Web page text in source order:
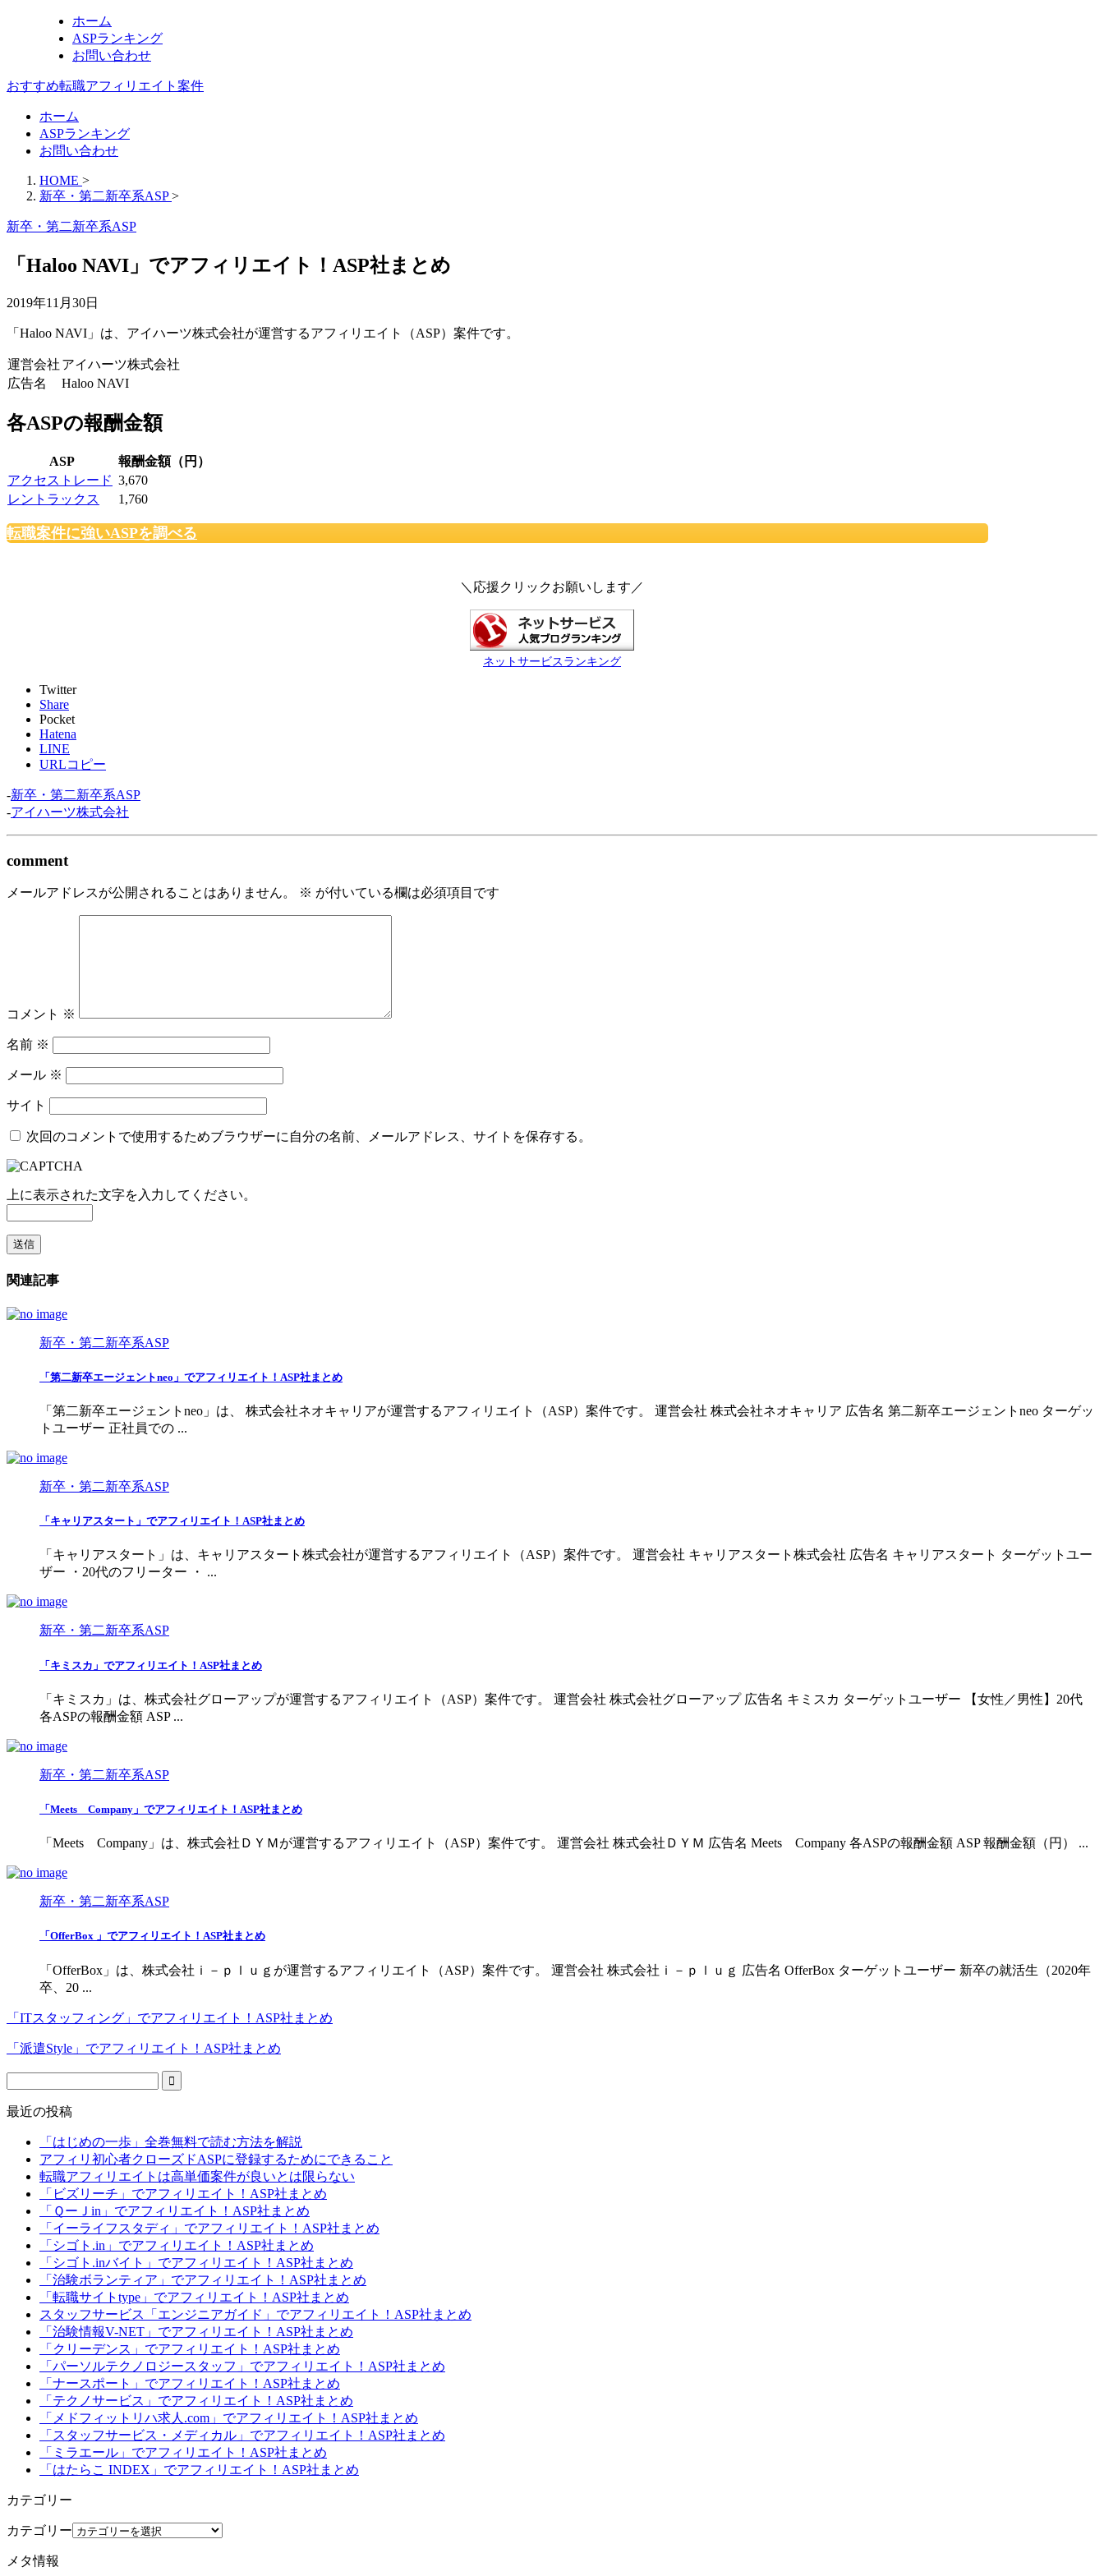
ホーム
ASPランキング
お問い合わせ
おすすめ転職アフィリエイト案件
ホーム
ASPランキング
お問い合わせ
HOME >
新卒・第二新卒系ASP >
新卒・第二新卒系ASP
「Haloo NAVI」でアフィリエイト！ASP社まとめ
2019年11月30日
「Haloo NAVI」は、アイハーツ株式会社が運営するアフィリエイト（ASP）案件です。
運営会社 アイハーツ株式会社
広告名
Haloo NAVI
各ASPの報酬金額
ASP
報酬金額（円）
アクセストレード 3,670
レントラックス
1,760
転職案件に強いASPを調べる
＼応援クリックお願いします／
ネットサービスランキング
Twitter
Share
Pocket
Hatena
LINE
URLコピー
-新卒・第二新卒系ASP
-アイハーツ株式会社
comment
メールアドレスが公開されることはありません。 ※ が付いている欄は必須項目です
コメント ※
名前 ※
メール ※
サイト
次回のコメントで使用するためブラウザーに自分の名前、メールアドレス、サイトを保存する。
上に表示された文字を入力してください。
関連記事
新卒・第二新卒系ASP
「第二新卒エージェントneo」でアフィリエイト！ASP社まとめ
「第二新卒エージェントneo」は、 株式会社ネオキャリアが運営するアフィリエイト（ASP）案件です。 運営会社 株式会社ネオキャリア 広告名 第二新卒エージェントneo ターゲッ
トユーザー 正社員での ...
新卒・第二新卒系ASP
「キャリアスタート」でアフィリエイト！ASP社まとめ
「キャリアスタート」は、キャリアスタート株式会社が運営するアフィリエイト（ASP）案件です。 運営会社 キャリアスタート株式会社 広告名 キャリアスタート ターゲットユー
ザー ・20代のフリーター ・ ...
新卒・第二新卒系ASP
「キミスカ」でアフィリエイト！ASP社まとめ
「キミスカ」は、株式会社グローアップが運営するアフィリエイト（ASP）案件です。 運営会社 株式会社グローアップ 広告名 キミスカ ターゲットユーザー 【女性／男性】20代
各ASPの報酬金額 ASP ...
新卒・第二新卒系ASP
「Meets Company」でアフィリエイト！ASP社まとめ
「Meets Company」は、株式会社ＤＹＭが運営するアフィリエイト（ASP）案件です。 運営会社 株式会社ＤＹＭ 広告名 Meets Company 各ASPの報酬金額 ASP 報酬金額（円） ...
新卒・第二新卒系ASP
「OfferBox 」でアフィリエイト！ASP社まとめ
「OfferBox」は、株式会社ｉ－ｐｌｕｇが運営するアフィリエイト（ASP）案件です。 運営会社 株式会社ｉ－ｐｌｕｇ 広告名 OfferBox ターゲットユーザー 新卒の就活生（2020年
卒、20 ...
「ITスタッフィング」でアフィリエイト！ASP社まとめ
「派遣Style」でアフィリエイト！ASP社まとめ
最近の投稿
「はじめの一歩」全巻無料で読む方法を解説
アフィリ初心者クローズドASPに登録するためにできること
転職アフィリエイトは高単価案件が良いとは限らない
「ビズリーチ」でアフィリエイト！ASP社まとめ
「ＱーＪin」でアフィリエイト！ASP社まとめ
「イーライフスタディ」でアフィリエイト！ASP社まとめ
「シゴト.in」でアフィリエイト！ASP社まとめ
「シゴト.inバイト」でアフィリエイト！ASP社まとめ
「治験ボランティア」でアフィリエイト！ASP社まとめ
「転職サイトtype」でアフィリエイト！ASP社まとめ
スタッフサービス「エンジニアガイド」でアフィリエイト！ASP社まとめ
「治験情報V-NET」でアフィリエイト！ASP社まとめ
「クリーデンス」でアフィリエイト！ASP社まとめ
「パーソルテクノロジースタッフ」でアフィリエイト！ASP社まとめ
「ナースポート」でアフィリエイト！ASP社まとめ
「テクノサービス」でアフィリエイト！ASP社まとめ
「メドフィットリハ求人.com」でアフィリエイト！ASP社まとめ
「スタッフサービス・メディカル」でアフィリエイト！ASP社まとめ
「ミラエール」でアフィリエイト！ASP社まとめ
「はたらこ INDEX」でアフィリエイト！ASP社まとめ
カテゴリー
カテゴリー
メタ情報